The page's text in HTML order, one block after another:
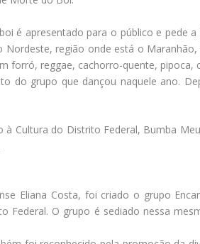
é apresentado para o público e pede
região onde está o
forró, reggae, cachorro-quente, pipoca,
do grupo que dançou naquele ano.
à Cultura do Distrito Federal, Bumba
Eliana Costa, foi criado o grupo
Federal. O grupo é sediado nessa